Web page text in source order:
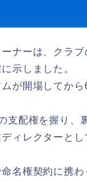
ナーは、クラ
示しました。
が開場してか
支配権を握り、
ィレクターと
名権契約に携